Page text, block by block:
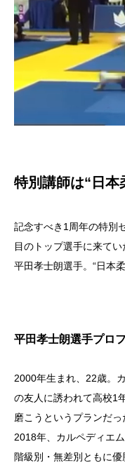
特別講師は“日本
記念すべき1周年の特別
目のトップ選手に来て
平田孝士朗選手。“日本
平田孝士朗選手プロ
2000年生まれ、22歳。
の友人に誘われて高校1
磨こうというプランだっ
2018年、カルペディエ
階級別・無差別ともに